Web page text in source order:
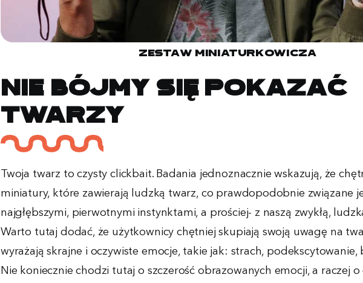
Zestaw miniaturkowicza
Nie bójmy się pokazać
twarzy
Twoja twarz to czysty clickbait. Badania jednoznacznie wskazują, że
miniatury, które zawierają ludzką twarz, co prawdopodobnie związane
najgłębszymi, pierwotnymi instynktami, a prościej- z naszą zwykłą,
Warto tutaj dodać, że użytkownicy chętniej skupiają swoją uwagę na
wyrażają skrajne i oczywiste emocje, takie jak: strach, podekscytowanie,
Nie koniecznie chodzi tutaj o szczerość obrazowanych emocji, a raczej o